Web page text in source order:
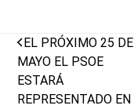
previous
post:
EL PRÓXIMO 25 DE
MAYO EL PSOE
ESTARÁ
REPRESENTADO EN